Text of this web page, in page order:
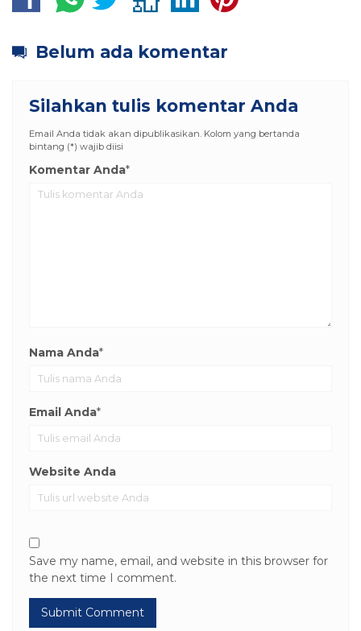
Belum ada komentar
Silahkan tulis komentar Anda
Email Anda tidak akan dipublikasikan. Kolom yang bertanda
bintang (*) wajib diisi
Komentar Anda*
Nama Anda*
Email Anda*
Website Anda
Save my name, email, and website in this browser for
the next time I comment.